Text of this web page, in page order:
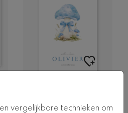
vergelijkbare technieken om